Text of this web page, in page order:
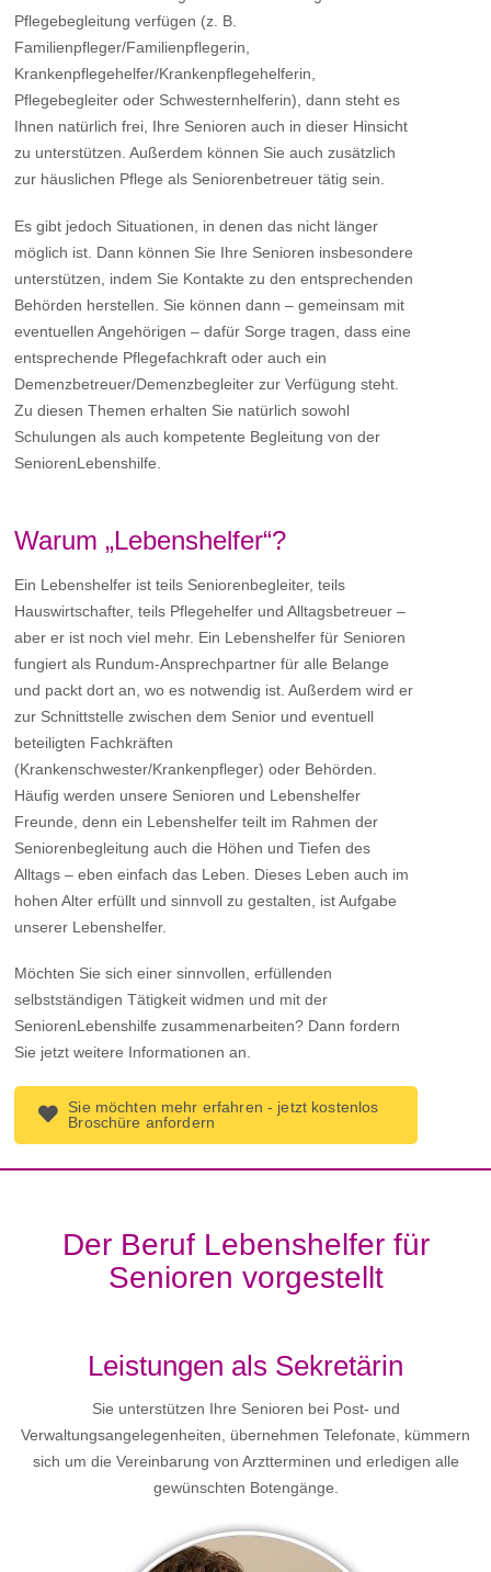
Pflegebegleitung verfügen (z. B.
Familienpfleger/Familienpflegerin,
Krankenpflegehelfer/Krankenpflegehelferin,
Pflegebegleiter oder Schwesternhelferin), dann steht es
Ihnen natürlich frei, Ihre Senioren auch in dieser Hinsicht
zu unterstützen. Außerdem können Sie auch zusätzlich
zur häuslichen Pflege als Seniorenbetreuer tätig sein.
Es gibt jedoch Situationen, in denen das nicht länger
möglich ist. Dann können Sie Ihre Senioren insbesondere
unterstützen, indem Sie Kontakte zu den entsprechenden
Behörden herstellen. Sie können dann – gemeinsam mit
eventuellen Angehörigen – dafür Sorge tragen, dass eine
entsprechende Pflegefachkraft oder auch ein
Demenzbetreuer/Demenzbegleiter zur Verfügung steht.
Zu diesen Themen erhalten Sie natürlich sowohl
Schulungen als auch kompetente Begleitung von der
SeniorenLebenshilfe.
Warum „Lebenshelfer“?
Ein Lebenshelfer ist teils Seniorenbegleiter, teils
Hauswirtschafter, teils Pflegehelfer und Alltagsbetreuer –
aber er ist noch viel mehr. Ein Lebenshelfer für Senioren
fungiert als Rundum-Ansprechpartner für alle Belange
und packt dort an, wo es notwendig ist. Außerdem wird er
zur Schnittstelle zwischen dem Senior und eventuell
beteiligten Fachkräften
(Krankenschwester/Krankenpfleger) oder Behörden.
Häufig werden unsere Senioren und Lebenshelfer
Freunde, denn ein Lebenshelfer teilt im Rahmen der
Seniorenbegleitung auch die Höhen und Tiefen des
Alltags – eben einfach das Leben. Dieses Leben auch im
hohen Alter erfüllt und sinnvoll zu gestalten, ist Aufgabe
unserer Lebenshelfer.
Möchten Sie sich einer sinnvollen, erfüllenden
selbstständigen Tätigkeit widmen und mit der
SeniorenLebenshilfe zusammenarbeiten? Dann fordern
Sie jetzt weitere Informationen an.
Sie möchten mehr erfahren - jetzt kostenlos
Broschüre anfordern
Der Beruf Lebenshelfer für
Senioren vorgestellt
Leistungen als Sekretärin
Sie unterstützen Ihre Senioren bei Post- und
Verwaltungsangelegenheiten, übernehmen Telefonate, kümmern
sich um die Vereinbarung von Arztterminen und erledigen alle
gewünschten Botengänge.